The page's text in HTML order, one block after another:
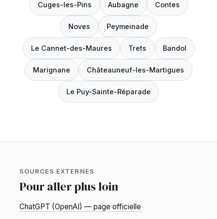
Cuges-les-Pins Aubagne Contes
Noves Peymeinade
Le Cannet-des-Maures Trets Bandol
Marignane Châteauneuf-les-Martigues
Le Puy-Sainte-Réparade
SOURCES EXTERNES
Pour aller plus loin
ChatGPT (OpenAI) — page officielle